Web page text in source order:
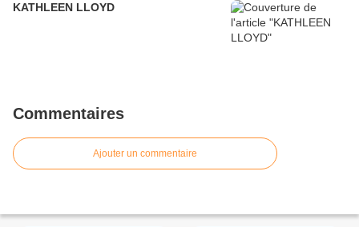
KATHLEEN LLOYD
Commentaires
Ajouter un commentaire